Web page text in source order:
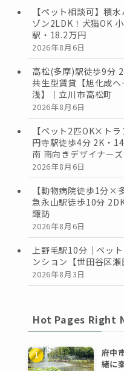
【ペット相談可】積
ゾン2LDK！犬猫OK
駅・18.2万円
2026年8月6日
高松(多摩)駅徒歩9分
共生型賃貸【旭化成
浅】｜立川市高松町
2026年8月6日
【ペット2匹OK×ト
円寺駅徒歩4分 2K・
南 南向きデザイナー
2026年8月6日
【動物病院徒歩1分×
急永山駅徒歩10分
諏訪
2026年8月6日
上野毛駅10分｜ペッ
ンション【世田谷区瀬
2026年8月3日
Hot Pages Right
府中
緒に